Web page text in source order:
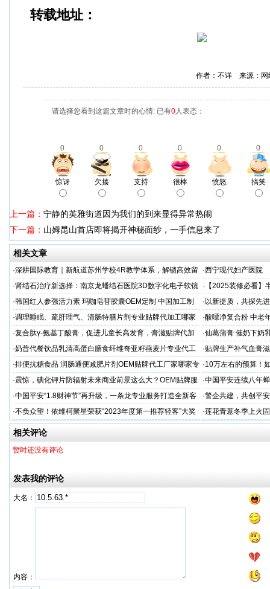
转载地址：
作者：不详 来源：
请选择您看到这篇文章时的心情: 已有0人表态：
0 0 0 0 0 0
惊讶 欠揍 支持 很棒 愤怒 搞笑
上一篇： 宁静的英雅街道因为我们的到来显得异常热闹
下一篇： 山姆昆山首店即将揭开神秘面纱，一手信息来了
相关文章
·深耕国际教育｜新航道苏州学校4R教学体系，解锁高效留
学备考之路
·西宁现代妇产医院
·肾结石治疗新选择：南京龙蟠结石医院3D数字化电子软镜
保肾取石术
· 【2025装修必看
你省下3万冤枉钱！
·韩国红人参强活力素 玛咖皂苷胶囊OEM定制 中国加工制
造商
· 以新提质，共探先
·调理睡眠、疏肝理气、清肠特膳片剂专业贴牌代加工哪家
专业
·酸嘌净复合粉 中老
·复合肽γ-氨基丁酸膏，促进儿童长高发育，膏滋贴牌代加
工厂家
·仙葛蒲膏 催奶下奶
家
·奶昔代餐饮品乳清高蛋白膳食纤维奇亚籽燕麦片专业代工
厂家
·贴牌生产补气血膏
·排便抗糖食品 润肠通便减肥片剂OEM贴牌代工厂家哪家专
业
·10万左右的预算！
·震惊，碘化钾片防辐射未来商业前景这么大？OEM贴牌服
务商
·中国平安连续八年
品牌"
·中国平安“1.8财神节”再升级，一条龙专业服务打造全新客
户体验
·警企共建，共创平
人才专项培训
·不负众望！依维柯聚星荣获“2023年度第一推荐轻客”大奖 ·莲花青薏冬季上火
工厂
相关评论
暂时还没有评论
发表我的评论
大名：
内容：